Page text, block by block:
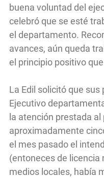
buena voluntad del
celebró que se esté
el departamento.
avances, aún queda
el principio positivo
La Edil solicitó que sus
Ejecutivo
la atención prestada
aproximadamente
el mes pasado el
(entoneces de licencia
medios locales, había